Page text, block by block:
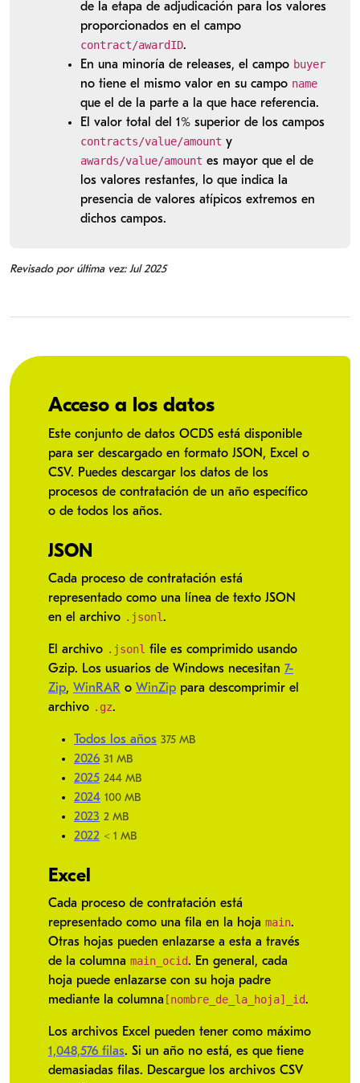
de la etapa de adjudicación para los valores
proporcionados en el campo
contract/awardID.
En una minoría de releases, el campo buyer
no tiene el mismo valor en su campo name
que el de la parte a la que hace referencia.
El valor total del 1% superior de los campos
contracts/value/amount y
awards/value/amount es mayor que el de
los valores restantes, lo que indica la
presencia de valores atípicos extremos en
dichos campos.
Revisado por última vez: Jul 2025
Acceso a los datos
Este conjunto de datos OCDS está disponible
para ser descargado en formato JSON, Excel o
CSV. Puedes descargar los datos de los
procesos de contratación de un año específico
o de todos los años.
JSON
Cada proceso de contratación está
representado como una línea de texto JSON
en el archivo .jsonl.
El archivo .jsonl file es comprimido usando
Gzip. Los usuarios de Windows necesitan 7-
Zip, WinRAR o WinZip para descomprimir el
archivo .gz.
Todos los años 375 MB
2026 31 MB
2025 244 MB
2024 100 MB
2023 2 MB
2022 < 1 MB
Excel
Cada proceso de contratación está
representado como una fila en la hoja main.
Otras hojas pueden enlazarse a esta a través
de la columna main_ocid. En general, cada
hoja puede enlazarse con su hoja padre
mediante la columna [nombre_de_la_hoja]_id.
Los archivos Excel pueden tener como máximo
1,048,576 filas. Si un año no está, es que tiene
demasiadas filas. Descargue los archivos CSV